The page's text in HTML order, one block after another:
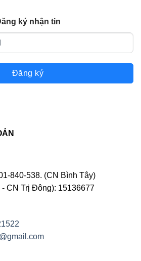
ký nhận tin
Đăng ký
840-538. (CN Bình Tây)
CN Trị Đông): 15136677